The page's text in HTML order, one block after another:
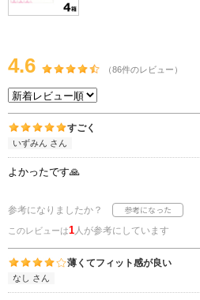
4.6 （86件のレビュー）
すごく
いずみん さん
よかったです🙏
参考になりましたか？
このレビューは1人が参考にしています
薄くてフィット感が良い
なし さん